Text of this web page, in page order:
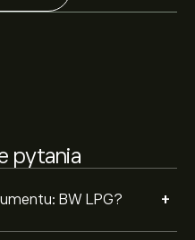
pytania
BW LPG? +